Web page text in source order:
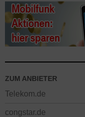
ZUM ANBIETER
Telekom.de
congstar.de